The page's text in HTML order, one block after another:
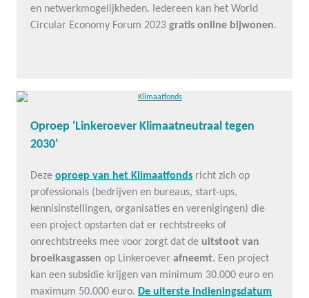
en netwerkmogelijkheden. Iedereen kan het World
Circular Economy Forum 2023 gratis online bijwonen.
Oproep 'Linkeroever Klimaatneutraal tegen
2030'
Deze oproep van het Klimaatfonds richt zich op
professionals (bedrijven en bureaus, start-ups,
kennisinstellingen, organisaties en verenigingen) die
een project opstarten dat er rechtstreeks of
onrechtstreeks mee voor zorgt dat de uitstoot van
broeikasgassen op Linkeroever afneemt. Een project
kan een subsidie krijgen van minimum 30.000 euro en
maximum 50.000 euro. De uiterste indieningsdatum